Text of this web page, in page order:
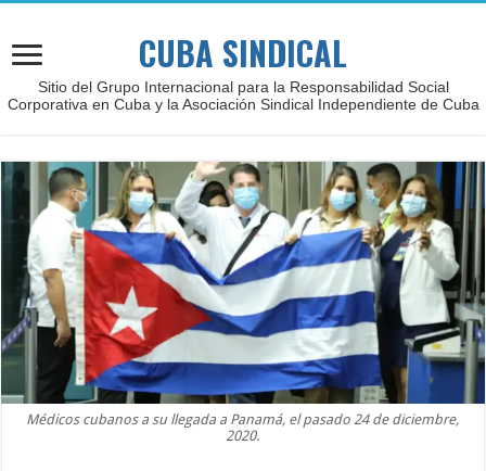
CUBA SINDICAL
Sitio del Grupo Internacional para la Responsabilidad Social
Corporativa en Cuba y la Asociación Sindical Independiente de Cuba
Médicos cubanos a su llegada a Panamá, el pasado 24 de diciembre,
2020.